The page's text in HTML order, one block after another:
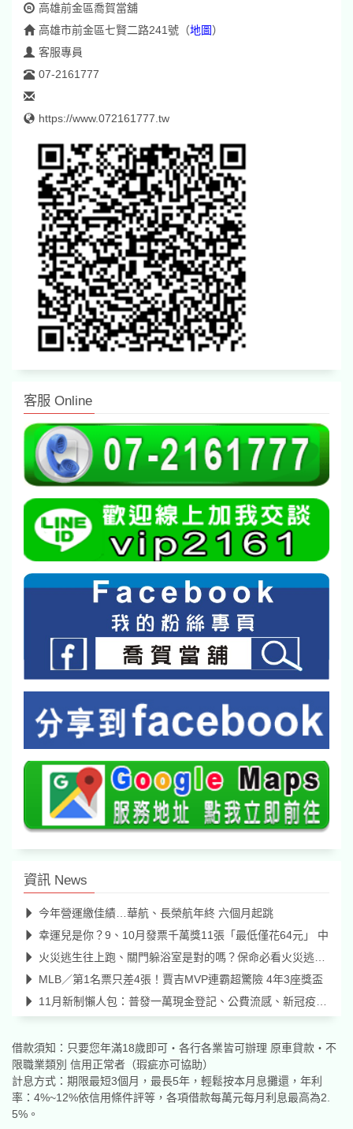
高雄前金區喬賀當舖
高雄市前金區七賢二路241號 （地圖）
客服專員
07-2161777
https://www.072161777.tw
客服 Online
資訊 News
今年營運繳佳績…華航、長榮航年終 六個月起跳
幸運兒是你？9、10月發票千萬獎11張「最低僅花64元」 中
火災逃生往上跑、關門躲浴室是對的嗎？保命必看火災逃生迷思破解
MLB／第1名票只差4張！賈吉MVP連霸超驚險 4年3座獎盃
11月新制懶人包：普發一萬現金登記、公費流感、新冠疫苗二階開
借款須知：只要您年滿18歲即可‧各行各業皆可辦理 原車貸款‧不
限職業類別 信用正常者（瑕疵亦可協助）
計息方式：期限最短3個月，最長5年，輕鬆按本月息攤還，年利
率：4%~12%依信用條件評等，各項借款每萬元每月利息最高為2.
5%。